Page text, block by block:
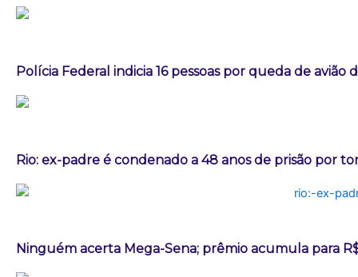
Polícia Federal indicia 16 pessoas por queda de avião
Rio: ex-padre é condenado a 48 anos de prisão por
Ninguém acerta Mega-Sena; prêmio acumula para